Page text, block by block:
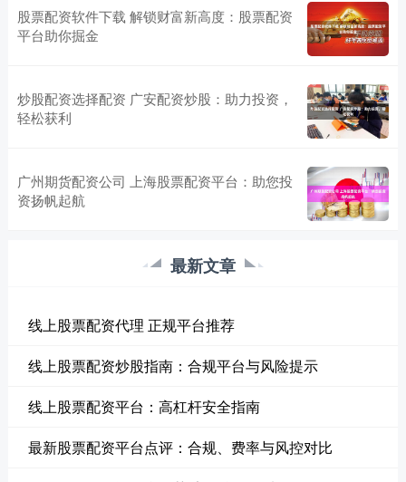
股票配资软件下载 解锁财富新高度：股票配资
平台助你掘金
炒股配资选择配资 广安配资炒股：助力投资，
轻松获利
广州期货配资公司 上海股票配资平台：助您投
资扬帆起航
最新文章
线上股票配资代理 正规平台推荐
线上股票配资炒股指南：合规平台与风险提示
线上股票配资平台：高杠杆安全指南
最新股票配资平台点评：合规、费率与风控对比